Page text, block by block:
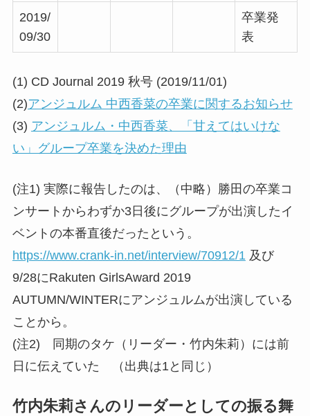
2019/
09/30
卒業発
表
(1) CD Journal 2019 秋号 (2019/11/01)
(2)アンジュルム 中西香菜の卒業に関するお知らせ
(3) アンジュルム・中西香菜、「甘えてはいけな
い」グループ卒業を決めた理由
(注1) 実際に報告したのは、（中略）勝田の卒業コ
ンサートからわずか3日後にグループが出演したイ
ベントの本番直後だったという。
https://www.crank-in.net/interview/70912/1及び
9/28にRakuten GirlsAward 2019
AUTUMN/WINTERにアンジュルムが出演している
ことから。
(注2) 同期のタケ（リーダー・竹内朱莉）には前
日に伝えていた （出典は1と同じ）
竹内朱莉さんのリーダーとしての振る舞